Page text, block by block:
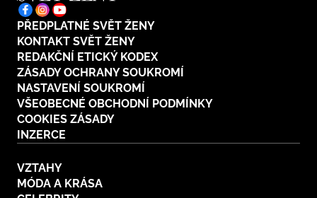
PŘEDPLATNÉ SVĚT ŽENY
KONTAKT SVĚT ŽENY
REDAKČNÍ ETICKÝ KODEX
ZÁSADY OCHRANY SOUKROMÍ
NASTAVENÍ SOUKROMÍ
VŠEOBECNÉ OBCHODNÍ PODMÍNKY
COOKIES ZÁSADY
INZERCE
VZTAHY
MÓDA A KRÁSA